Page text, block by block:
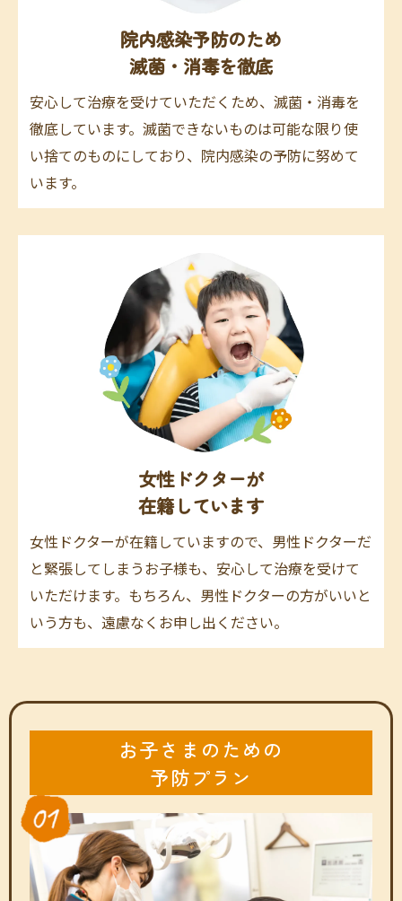
院内感染予防のため
滅菌・消毒を徹底
安心して治療を受けていただくため、滅菌・消毒を
徹底しています。滅菌できないものは可能な限り使
い捨てのものにしており、院内感染の予防に努めて
います。
女性ドクターが
在籍しています
女性ドクターが在籍していますので、男性ドクターだ
と緊張してしまうお子様も、安心して治療を受けて
いただけます。もちろん、男性ドクターの方がいいと
いう方も、遠慮なくお申し出ください。
お子さまのための
予防プラン